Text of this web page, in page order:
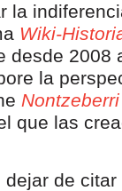
la
Wiki-
desde 2008
la
Nontzeberri
que las
dejar de